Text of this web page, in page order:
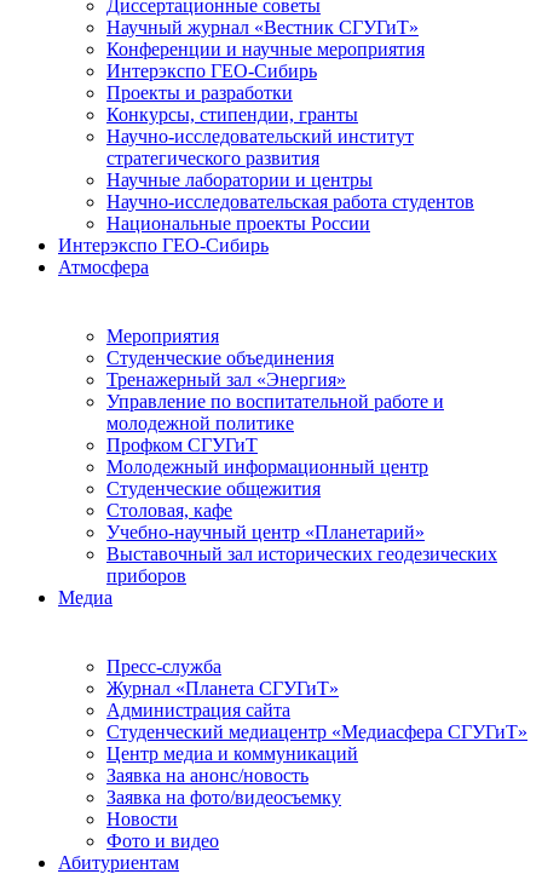
Диссертационные советы
Научный журнал «Вестник СГУГиТ»
Конференции и научные мероприятия
Интерэкспо ГЕО-Сибирь
Проекты и разработки
Конкурсы, стипендии, гранты
Научно-исследовательский институт
стратегического развития
Научные лаборатории и центры
Научно-исследовательская работа студентов
Национальные проекты России
Интерэкспо ГЕО-Сибирь
Атмосфера
Мероприятия
Студенческие объединения
Тренажерный зал «Энергия»
Управление по воспитательной работе и
молодежной политике
Профком СГУГиТ
Молодежный информационный центр
Студенческие общежития
Столовая, кафе
Учебно-научный центр «Планетарий»
Выставочный зал исторических геодезических
приборов
Медиа
Пресс-служба
Журнал «Планета СГУГиТ»
Администрация сайта
Студенческий медиацентр «Медиасфера СГУГиТ»
Центр медиа и коммуникаций
Заявка на анонс/новость
Заявка на фото/видеосъемку
Новости
Фото и видео
Абитуриентам